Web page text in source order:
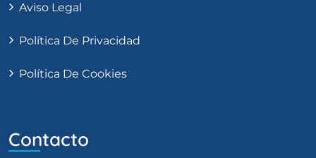
Aviso Legal
Política De Privacidad
Política De Cookies
Contacto